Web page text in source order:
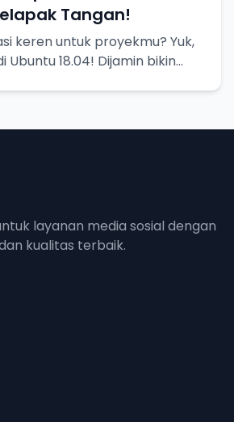
Tangan!
keren untuk proyekmu? Yuk,
Ubuntu 18.04! Dijamin bikin
layanan media sosial dengan
kualitas terbaik.